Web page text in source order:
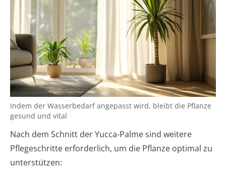
Indem der Wasserbedarf angepasst wird, bleibt die Pflanze
gesund und vital
Nach dem Schnitt der Yucca-Palme sind weitere
Pflegeschritte erforderlich, um die Pflanze optimal zu
unterstützen: